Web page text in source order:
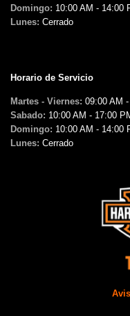
Domingo: 10:00 AM - 14:00
Lunes: Cerrado
Horario de Servicio
Martes - Viernes: 09:00 AM
Sabado: 10:00 AM - 17:00
Domingo: 10:00 AM - 14:00
Lunes: Cerrado